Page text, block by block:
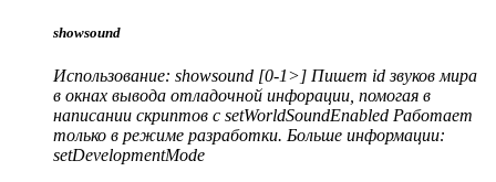
showsound
Использование: showsound [0-1>] Пишет id звуков мира
в окнах вывода отладочной инфорации, помогая в
написании скриптов с setWorldSoundEnabled Работает
только в режиме разработки. Больше информации:
setDevelopmentMode